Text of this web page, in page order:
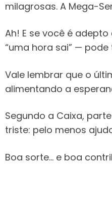
milagrosas. A Mega-
Ah! E se você é
“uma hora sai” —
Vale lembrar que o
alimentando a
Segundo a Caixa,
triste: pelo menos
Boa sorte… e boa